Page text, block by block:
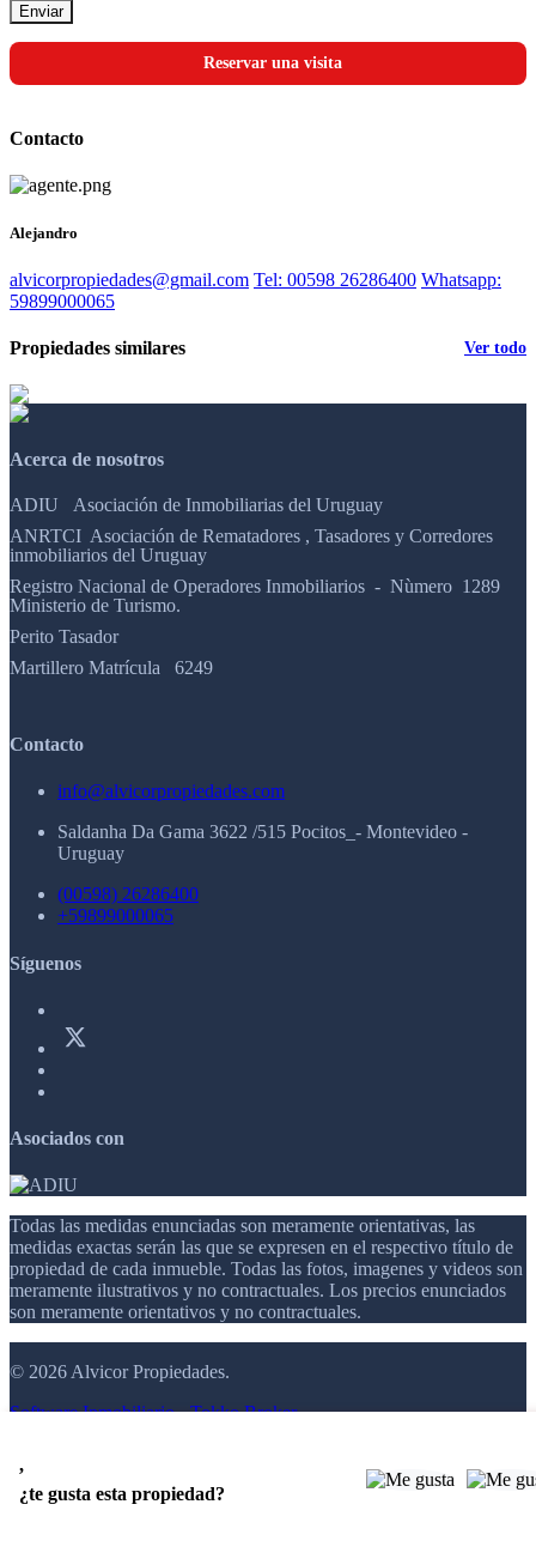
,
¿te gusta esta propiedad?
Enviar
Reservar una visita
Contacto
Alejandro
alvicorpropiedades@gmail.com Tel: 00598 26286400 Whatsapp:
59899000065
Propiedades similares Ver todo
Acerca de nosotros
ADIU Asociación de Inmobiliarias del Uruguay
ANRTCI Asociación de Rematadores , Tasadores y Corredores
inmobiliarios del Uruguay
Registro Nacional de Operadores Inmobiliarios - Nùmero 1289
Ministerio de Turismo.
Perito Tasador
Martillero Matrícula 6249
Contacto
info@alvicorpropiedades.com
Saldanha Da Gama 3622 /515 Pocitos_- Montevideo -
Uruguay
(00598) 26286400
+59899000065
Síguenos
Asociados con
Todas las medidas enunciadas son meramente orientativas, las
medidas exactas serán las que se expresen en el respectivo título de
propiedad de cada inmueble. Todas las fotos, imagenes y videos son
meramente ilustrativos y no contractuales. Los precios enunciados
son meramente orientativos y no contractuales.
© 2026 Alvicor Propiedades.
Software Inmobiliario - Tokko Broker